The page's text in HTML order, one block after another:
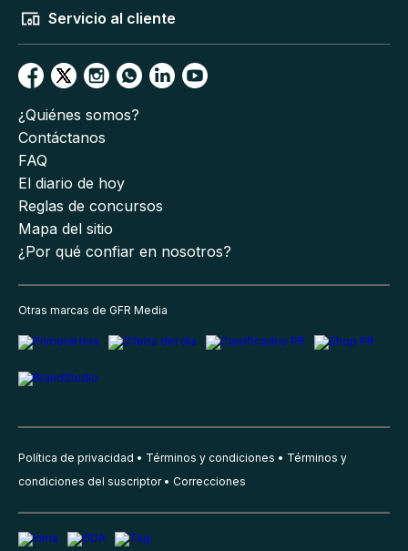
Servicio al cliente
¿Quiénes somos?
Contáctanos
FAQ
El diario de hoy
Reglas de concursos
Mapa del sitio
¿Por qué confiar en nosotros?
Otras marcas de GFR Media
Política de privacidad Términos y condiciones
Términos y
condiciones del suscriptor
Correcciones